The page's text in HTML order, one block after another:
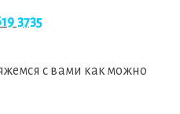
3735
с вами как можно